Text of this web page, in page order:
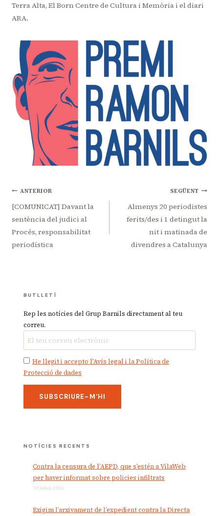
Terra Alta, El Born Centre de Cultura i Memòria i el diari
ARA.
Navegació
d'entrades
ANTERIOR
[COMUNICAT] Davant la
sentència del judici al
Procés, responsabilitat
periodística
SEGÜENT
Almenys 20 periodistes
ferits/des i 1 detingut la
nit i matinada de
divendres a Catalunya
BUTLLETÍ
Rep les notícies del Grup Barnils directament al teu
correu.
He llegit i accepto l'Avís legal i la Política de
Protecció de dades
NOTÍCIES RECENTS
Contra la censura de l’AEPD, que s’estén a VilaWeb
per haver informat sobre policies infiltrats
30 juliol 2026
Exigim l’arxivament de l’expedient contra la Directa